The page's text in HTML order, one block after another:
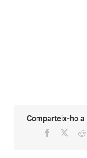
Comparteix-ho
Facebook